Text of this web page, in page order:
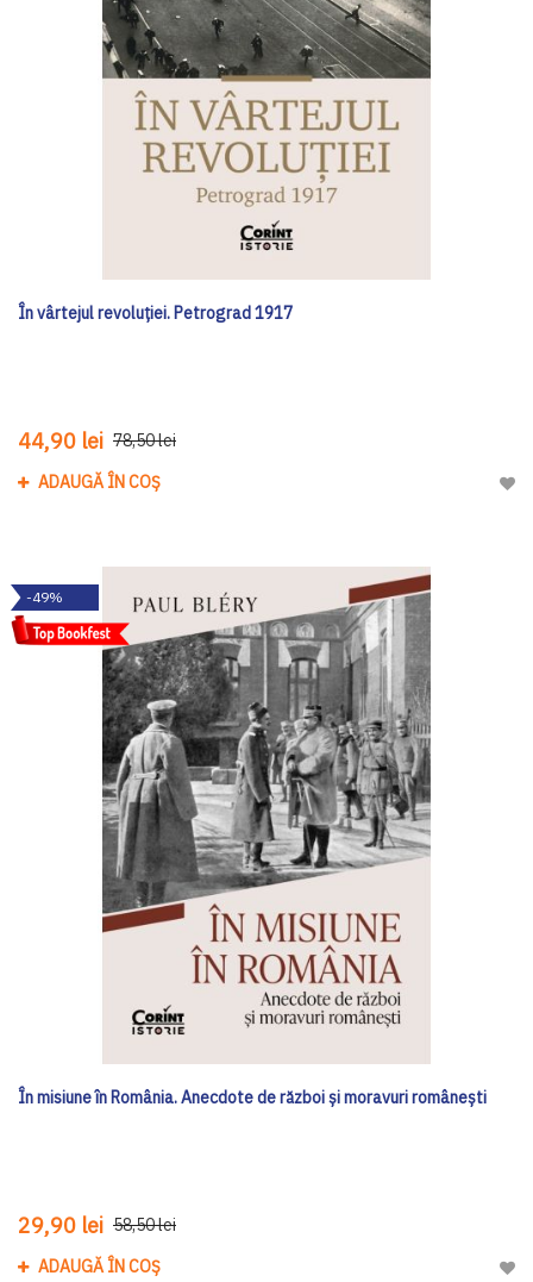
În vârtejul revoluției. Petrograd 1917
44,90 lei 78,50 lei
ADAUGĂ ÎN COȘ
-49%
În misiune în România. Anecdote de război și moravuri românești
29,90 lei 58,50 lei
ADAUGĂ ÎN COȘ